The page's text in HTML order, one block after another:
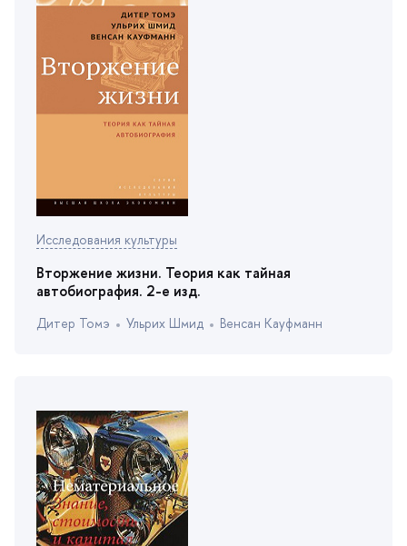
Исследования культуры
торжение жизни. Теория как тайная
автобиография. 2-е изд.
Дитер Томэ Ульрих Шмид енсан Кауфманн